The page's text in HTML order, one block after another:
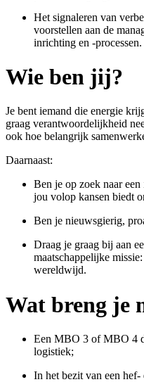
Het signaleren van
voorstellen aan de
inrichting en -processen.
Wie ben jij?
Je bent iemand die energie
graag verantwoordelijkheid
ook hoe belangrijk
Daarnaast:
Ben je op zoek naar
jou volop kansen biedt
Ben je nieuwsgierig,
Draag je graag bij aan
maatschappelijke
wereldwijd.
Wat breng je
Een MBO 3 of MBO 4
logistiek;
In het bezit van een hef-